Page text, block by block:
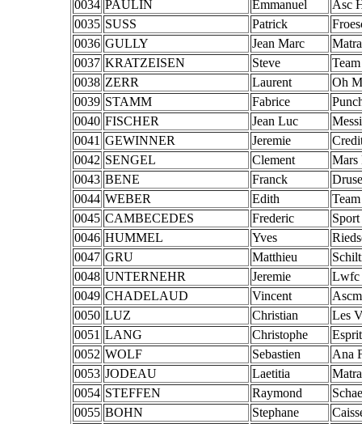
0034 PAULIN Emmanuel
Asc
0035 SUSS Patrick
0036 GULLY Jean Marc
0037 KRATZEISEN Steve
0038 ZERR Laurent
Oh
0039 STAMM Fabrice
0040 FISCHER Jean Luc
0041 GEWINNER Jeremie
0042 SENGEL Clement
Mars
0043 BENE Franck
0044 WEBER Edith
0045 CAMBECEDES Frederic
0046 HUMMEL Yves
0047 GRU Matthieu
0048 UNTERNEHR Jeremie
Lwfc
0049 CHADELAUD Vincent
0050 LUZ Christian
Les
0051 LANG Christophe
0052 WOLF Sebastien
Ana
0053 JODEAU Laetitia
0054 STEFFEN Raymond
0055 BOHN Stephane